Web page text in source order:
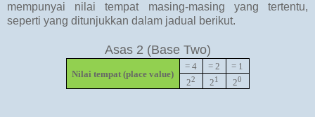
mempunyai nilai tempat masing-masing yang tertentu,
seperti yang ditunjukkan dalam jadual berikut.
Asas 2 (Base Two)
Nilai tempat (place value)
= 4 = 2
= 1
22 21 20